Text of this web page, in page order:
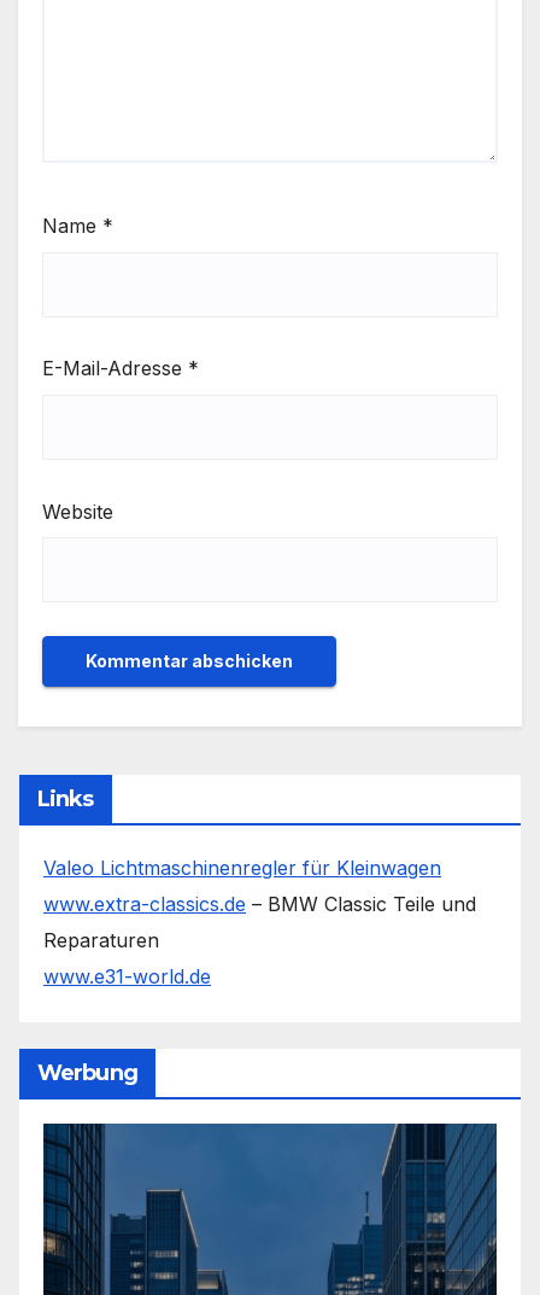
Name *
E-Mail-Adresse *
Website
Links
Valeo Lichtmaschinenregler für Kleinwagen
www.extra-classics.de – BMW Classic Teile und
Reparaturen
www.e31-world.de
Werbung